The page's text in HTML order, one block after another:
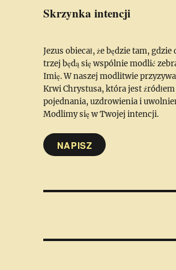
Skrzynka intencji
Jezus obiecał, że będzie tam, gdzie
trzej będą się wspólnie modlić
Imię. W naszej modlitwie
Krwi Chrystusa, która jest źródłem
pojednania, uzdrowienia i
Modlimy się w Twojej intencji.
NAPISZ